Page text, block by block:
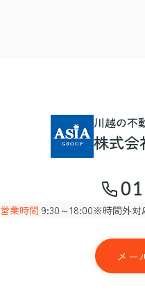
川越の不
株式
営業時間 9:30～18:00※時間外対
メー